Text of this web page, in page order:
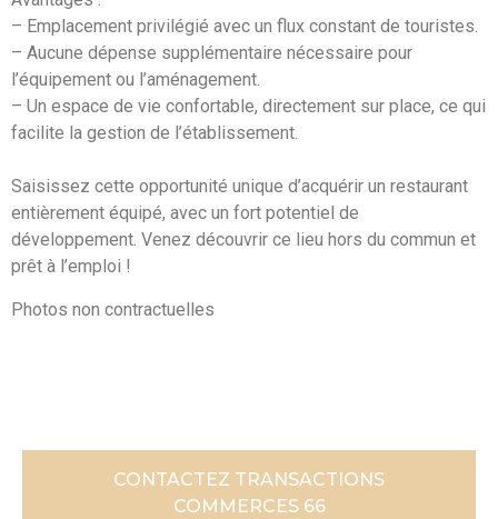
– Emplacement privilégié avec un flux constant de touristes.
– Aucune dépense supplémentaire nécessaire pour
l’équipement ou l’aménagement.
– Un espace de vie confortable, directement sur place, ce qui
facilite la gestion de l’établissement.
Saisissez cette opportunité unique d’acquérir un restaurant
entièrement équipé, avec un fort potentiel de
développement. Venez découvrir ce lieu hors du commun et
prêt à l’emploi !
Photos non contractuelles
CONTACTEZ TRANSACTIONS
COMMERCES 66